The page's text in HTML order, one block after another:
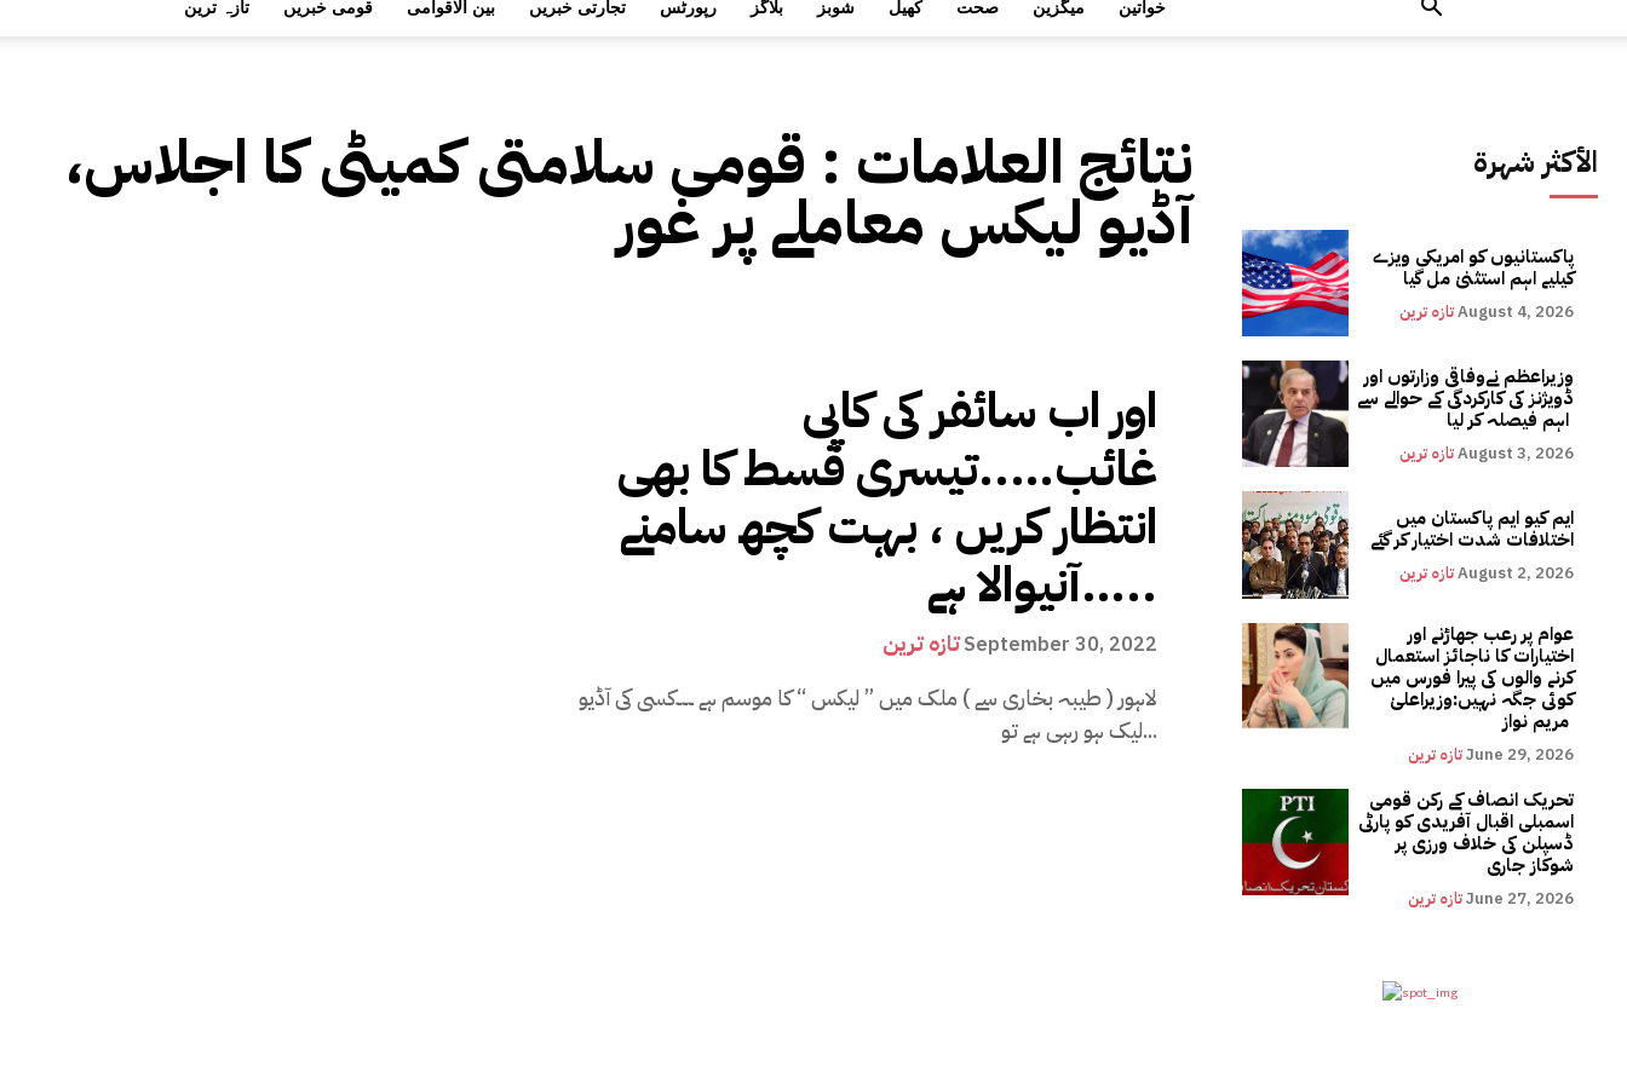
تازہ ترین قومی خبریں بین الاقوامی تجارتی خبریں رپورٹس بلاگز شوبز کھیل صحت میگزین خواتین
نتائج العلامات : قومی سلامتی کمیٹی کا اجلاس،
آڈیو لیکس معاملے پر غور
اور اب سائفر کی کاپی
غائب…..تیسری قسط کا بھی
انتظار کریں ، بہت کچھ سامنے
آنیوالا ہے…..
تازہ ترینSeptember 30, 2022
لاہور ( طیبہ بخاری سے ) ملک میں ” لیکس “ کا موسم ہے ۔۔۔کسی کی آڈیو
لیک ہو رہی ہے تو...
الأكثر شهرة
پاکستانیوں کو امریکی ویزے
کیلیے اہم استثنیٰ مل گیا
تازہ ترینAugust 4, 2026
وزیراعظم نےوفاقی وزارتوں اور
ڈویژنز کی کارکردگی کے حوالے سے
تازہ ترینAugust 3, 2026
ایم کیو ایم پاکستان میں
اختلافات شدت اختیار کر گئے
تازہ ترینAugust 2, 2026
عوام پر رعب جھاڑنے اور
اختیارات کا ناجائز استعمال
کرنے والوں کی پیرا فورس میں
کوئی جگہ نہیں:وزیراعلیٰ
تازہ ترینJune 29, 2026
تحریک انصاف کے رکن قومی
اسمبلی اقبال آفریدی کو پارٹی
ڈسپلن کی خلاف ورزی پر
شوکاز جاری
تازہ ترینJune 27, 2026